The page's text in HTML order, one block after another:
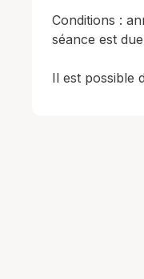
Conditions :
séance est
Il est possible